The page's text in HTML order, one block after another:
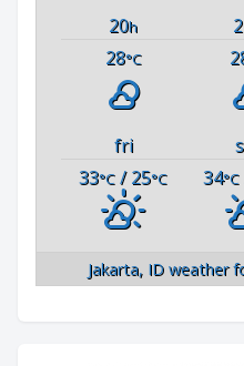
20h
28°C
fri
33°C / 25°C 34°C
Jakarta, IDweather